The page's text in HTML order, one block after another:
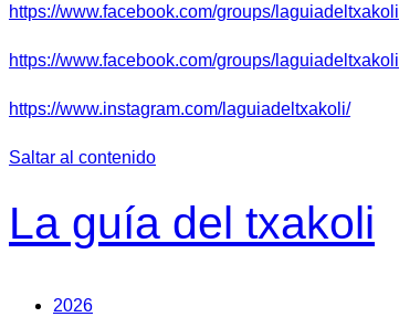
https://www.facebook.com/groups/laguiadeltxakoli
https://www.facebook.com/groups/laguiadeltxakoli
https://www.instagram.com/laguiadeltxakoli/
Saltar al contenido
La guía del txakoli
2026